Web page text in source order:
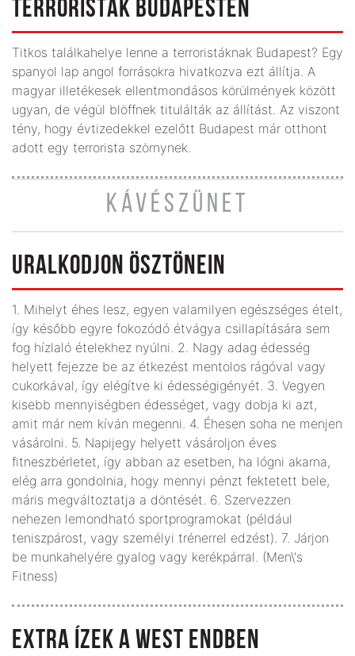
TERRORISTÁK BUDAPESTEN
Titkos találkahelye lenne a terroristáknak Budapest? Egy
spanyol lap angol forrásokra hivatkozva ezt állítja. A
magyar illetékesek ellentmondásos körülmények között
ugyan, de végül blöffnek titulálták az állítást. Az viszont
tény, hogy évtizedekkel ezelőtt Budapest már otthont
adott egy terrorista szörnynek.
KÁVÉSZÜNET
URALKODJON ÖSZTÖNEIN
1. Mihelyt éhes lesz, egyen valamilyen egészséges ételt,
így később egyre fokozódó étvágya csillapítására sem
fog hízlaló ételekhez nyúlni. 2. Nagy adag édesség
helyett fejezze be az étkezést mentolos rágóval vagy
cukorkával, így elégítve ki édességigényét. 3. Vegyen
kisebb mennyiségben édességet, vagy dobja ki azt,
amit már nem kíván megenni. 4. Éhesen soha ne menjen
vásárolni. 5. Napijegy helyett vásároljon éves
fitneszbérletet, így abban az esetben, ha lógni akarna,
elég arra gondolnia, hogy mennyi pénzt fektetett bele,
máris megváltoztatja a döntését. 6. Szervezzen
nehezen lemondható sportprogramokat (például
teniszpárost, vagy személyi trénerrel edzést). 7. Járjon
be munkahelyére gyalog vagy kerékpárral. (Men\'s
Fitness)
EXTRA ÍZEK A WEST ENDBEN